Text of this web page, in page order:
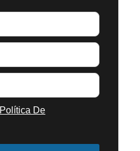
Política De